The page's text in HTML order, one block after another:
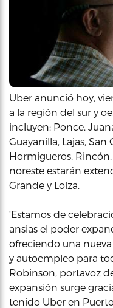
Uber anunció hoy,
a la región del sur y
incluyen: Ponce,
Guayanilla, Lajas, San
Hormigueros,
noreste estarán
Grande y Loíza.
‘Estamos de
ansias el poder
ofreciendo una
y autoempleo para
Robinson, portavoz
expansión surge
tenido Uber en